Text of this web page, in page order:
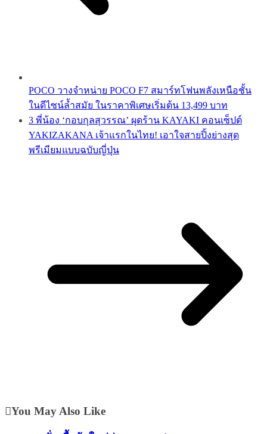
POCO วางจำหน่าย POCO F7 สมาร์ทโฟนพลังเหนือชั้น
ในดีไซน์ล้ำสมัย ในราคาพิเศษเริ่มต้น 13,499 บาท
3 พี่น้อง ‘กอบกุลสุวรรณ’ ผุดร้าน KAYAKI คอนเซ็ปต์
YAKIZAKANA เจ้าแรกในไทย! เอาใจสายปิ้งย่างสุด
พรีเมียมแบบฉบับญี่ปุ่น
You May Also Like